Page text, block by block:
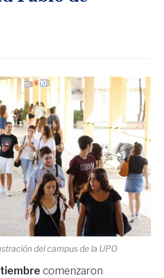
del campus de la UPO
comenzaron